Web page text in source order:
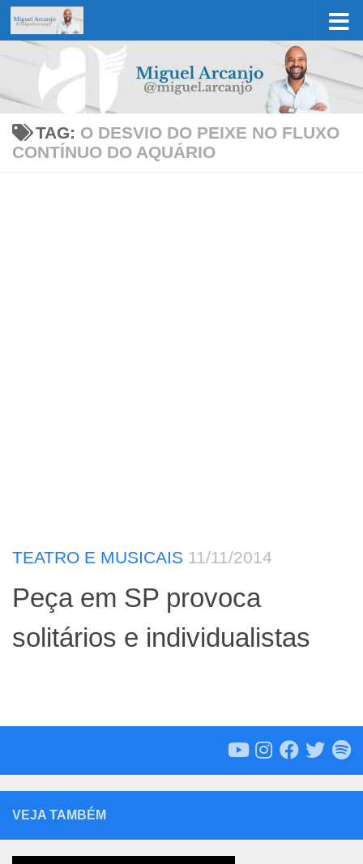
Skip to content
TAG: O DESVIO DO PEIXE NO FLUXO
CONTÍNUO DO AQUÁRIO
TEATRO E MUSICAIS 11/11/2014
Peça em SP provoca
solitários e individualistas
VEJA TAMBÉM